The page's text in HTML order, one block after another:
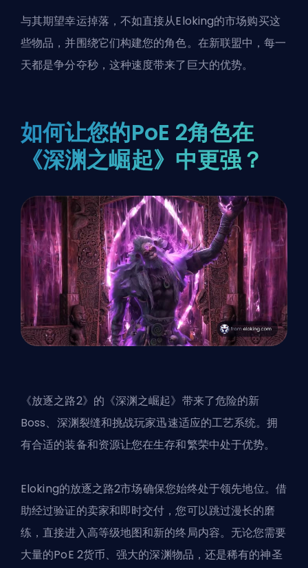
与其期望幸运掉落，不如直接从Eloking的市场购买这
些物品，并围绕它们构建您的角色。在新联盟中，每一
天都是争分夺秒，这种速度带来了巨大的优势。
如何让您的PoE 2角色在
《深渊之崛起》中更强？
《放逐之路2》的《深渊之崛起》带来了危险的新
Boss、深渊裂缝和挑战玩家迅速适应的工艺系统。拥
有合适的装备和资源让您在生存和繁荣中处于优势。
Eloking的放逐之路2市场确保您始终处于领先地位。借
助经过验证的卖家和即时交付，您可以跳过漫长的磨
练，直接进入高等级地图和新的终局内容。无论您需要
大量的PoE 2货币、强大的深渊物品，还是稀有的神圣